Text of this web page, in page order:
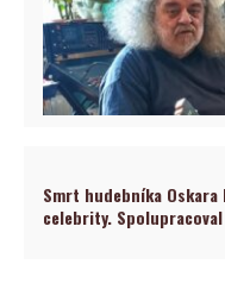
Smrt hudebníka
celebrity.